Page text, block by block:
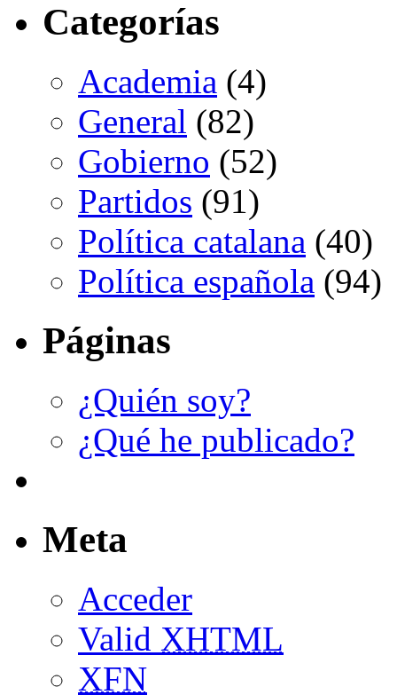
Categorías
Academia (4)
General (82)
Gobierno (52)
Partidos (91)
Política catalana (40)
Política española (94)
Páginas
¿Quién soy?
¿Qué he publicado?
Meta
Acceder
Valid XHTML
XFN